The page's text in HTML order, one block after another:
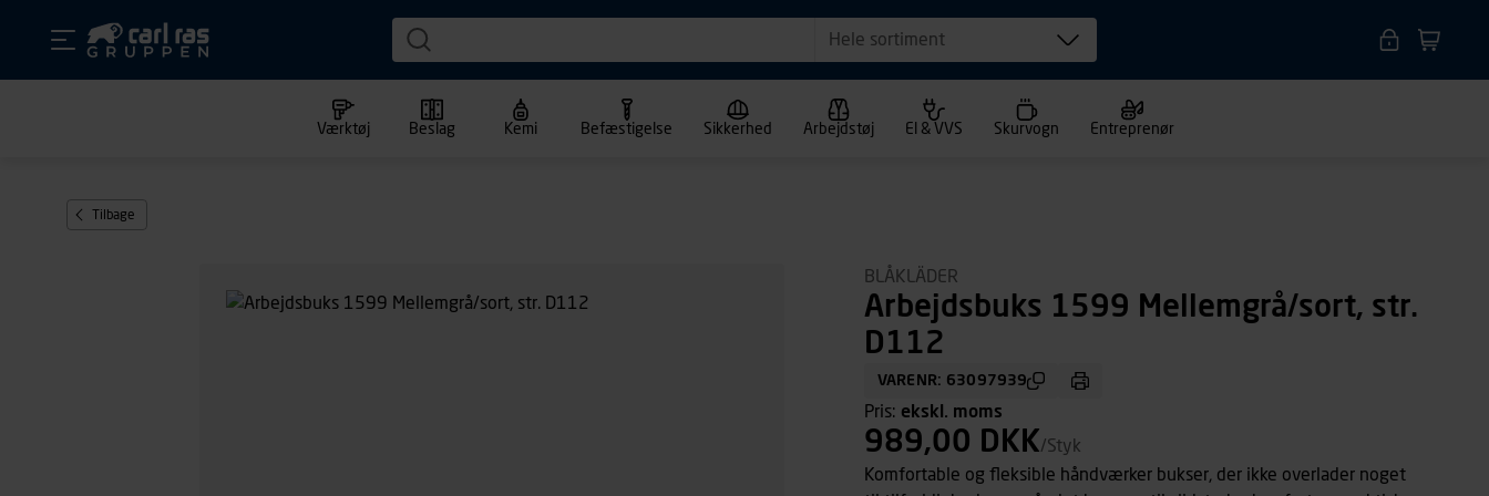
Hele sortiment
Værktøj Beslag Kemi Befæstigelse Sikkerhed Arbejdstøj El & VVS Skurvogn Entreprenør
Tilbage
BLÅKLÄDER
Arbejdsbuks 1599 Mellemgrå/sort, str.
D112
VARENR: 63097939
Pris: ekskl. moms
989,00 DKK/Styk
Komfortable og fleksible håndværker bukser, der ikke overlader noget